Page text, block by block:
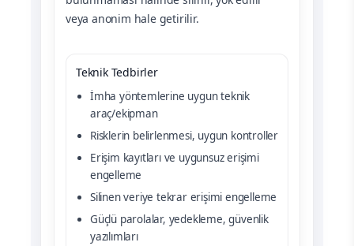
veya anonim hale getirilir.
Teknik Tedbirler
İmha yöntemlerine uygun teknik
araç/ekipman
Risklerin belirlenmesi, uygun kontroller
Erişim kayıtları ve uygunsuz erişimi
engelleme
Silinen veriye tekrar erişimi engelleme
Güçlü parolalar, yedekleme, güvenlik
yazılımları